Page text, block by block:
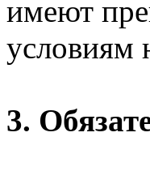
имеют
условиям
3.